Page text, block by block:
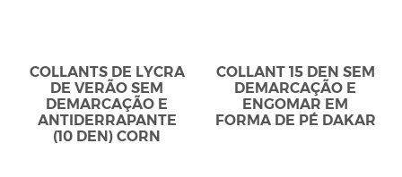
COLLANTS DE LYCRA
DE VERÃO SEM
DEMARCAÇÃO E
ANTIDERRAPANTE
(10 DEN) CORN
COLLANT 15 DEN SEM
DEMARCAÇÃO E
ENGOMAR EM
FORMA DE PÉ DAKAR